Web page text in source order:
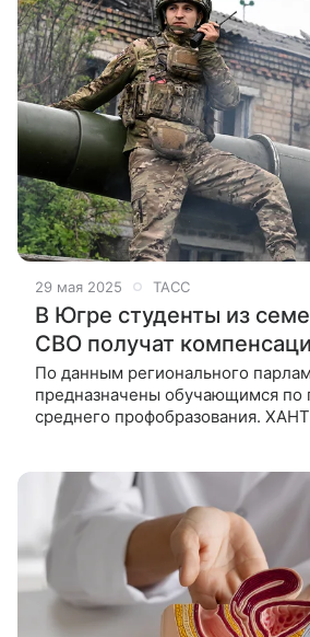
29 мая 2025 ТАСС
В Югре студенты из
СВО получат
По данным регионального
предназначены обучающимся по
среднего профобразования.